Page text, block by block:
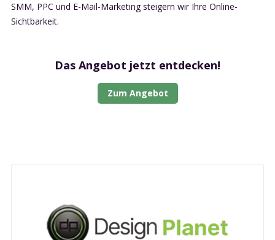
SMM, PPC und E-Mail-Marketing steigern wir Ihre Online-
Sichtbarkeit.
Das Angebot jetzt entdecken!
Zum Angebot